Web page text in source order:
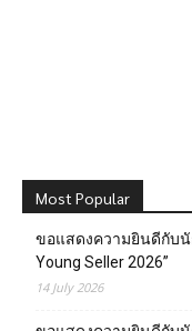
Most Popular
ขอแสดงความยินดีกับนั
Young Seller 2026”
14 July 2026